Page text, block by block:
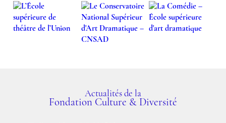
Actualités de la
Fondation Culture & Diversité